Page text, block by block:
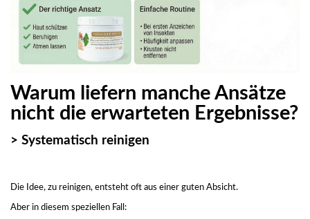
Warum liefern manche Ansätze
nicht die erwarteten Ergebnisse?
> Systematisch reinigen
Die Idee, zu reinigen, entsteht oft aus einer guten Absicht.
Aber in diesem speziellen Fall: